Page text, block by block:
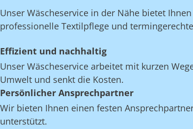
Unser Wäscheservice in der Nähe bietet
professionelle Textilpflege und
Effizient und nachhaltig
Unser Wäscheservice arbeitet mit kurzen
Umwelt und senkt die Kosten.
Persönlicher Ansprechpartner
Wir bieten Ihnen einen festen
unterstützt.